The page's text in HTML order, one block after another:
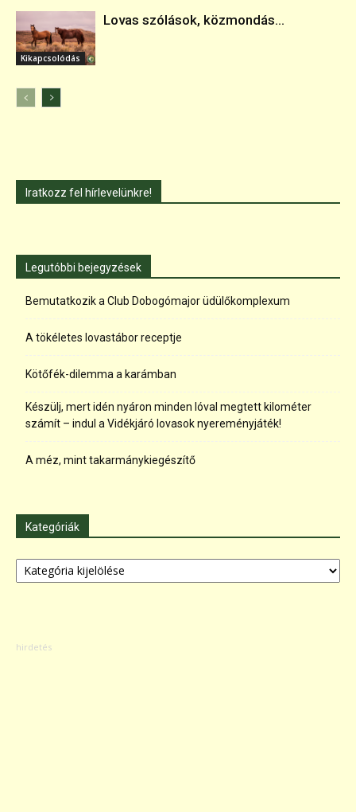
Kikapcsolódás
Lovas szólások, közmondás...
Iratkozz fel hírlevelünkre!
Legutóbbi bejegyzések
Bemutatkozik a Club Dobogómajor üdülőkomplexum
A tökéletes lovastábor receptje
Kötőfék-dilemma a karámban
Készülj, mert idén nyáron minden lóval megtett kilométer
számít – indul a Vidékjáró lovasok nyereményjáték!
A méz, mint takarmánykiegészítő
Kategóriák
Kategóriák